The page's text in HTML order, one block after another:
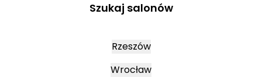
Szukaj salonów
Rzeszów
Wrocław